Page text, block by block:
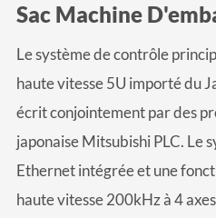
Sac Machine
Le système de contrôle
haute vitesse 5U importé du
écrit conjointement par des
japonaise Mitsubishi PLC. Le
Ethernet intégrée et une
haute vitesse 200kHz à 4